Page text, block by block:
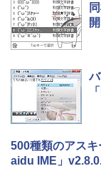
開
500種類のアス
aidu IME」